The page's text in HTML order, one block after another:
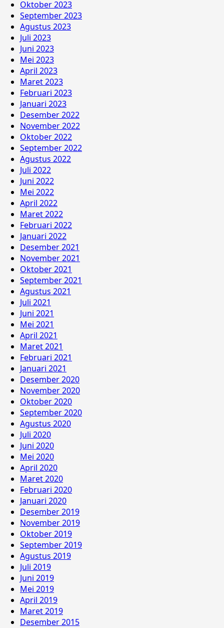
Oktober 2023
September 2023
Agustus 2023
Juli 2023
Juni 2023
Mei 2023
April 2023
Maret 2023
Februari 2023
Januari 2023
Desember 2022
November 2022
Oktober 2022
September 2022
Agustus 2022
Juli 2022
Juni 2022
Mei 2022
April 2022
Maret 2022
Februari 2022
Januari 2022
Desember 2021
November 2021
Oktober 2021
September 2021
Agustus 2021
Juli 2021
Juni 2021
Mei 2021
April 2021
Maret 2021
Februari 2021
Januari 2021
Desember 2020
November 2020
Oktober 2020
September 2020
Agustus 2020
Juli 2020
Juni 2020
Mei 2020
April 2020
Maret 2020
Februari 2020
Januari 2020
Desember 2019
November 2019
Oktober 2019
September 2019
Agustus 2019
Juli 2019
Juni 2019
Mei 2019
April 2019
Maret 2019
Desember 2015